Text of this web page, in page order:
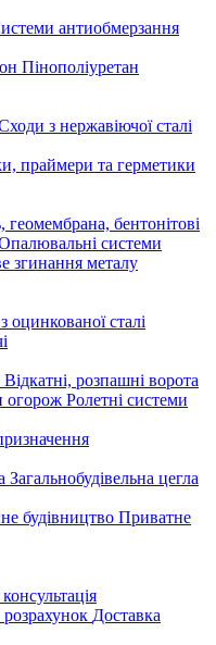
антиобмерзання
Пінополіуретан
з нержавіючої сталі
праймери та герметики
геомембрана, бентонітові
системи
згинання металу
оцинкованої сталі
Відкатні, розпашні ворота
огорож Ролетні системи
Загальнобудівельна цегла
будівництво Приватне
Доставка